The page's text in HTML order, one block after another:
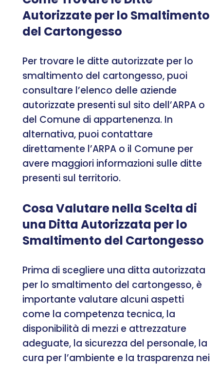
Autorizzate per lo Smaltimento
del Cartongesso
Per trovare le ditte autorizzate per lo
smaltimento del cartongesso, puoi
consultare l’elenco delle aziende
autorizzate presenti sul sito dell’ARPA o
del Comune di appartenenza. In
alternativa, puoi contattare
direttamente l’ARPA o il Comune per
avere maggiori informazioni sulle ditte
presenti sul territorio.
Cosa Valutare nella Scelta di
una Ditta Autorizzata per lo
Smaltimento del Cartongesso
Prima di scegliere una ditta autorizzata
per lo smaltimento del cartongesso, è
importante valutare alcuni aspetti
come la competenza tecnica, la
disponibilità di mezzi e attrezzature
adeguate, la sicurezza del personale, la
cura per l’ambiente e la trasparenza nei